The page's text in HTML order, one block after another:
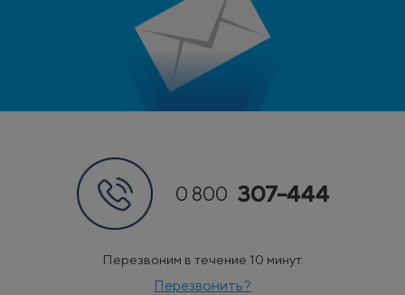
0 800 307-444
Перезвоним в течение 10 минут.
Перезвонить?